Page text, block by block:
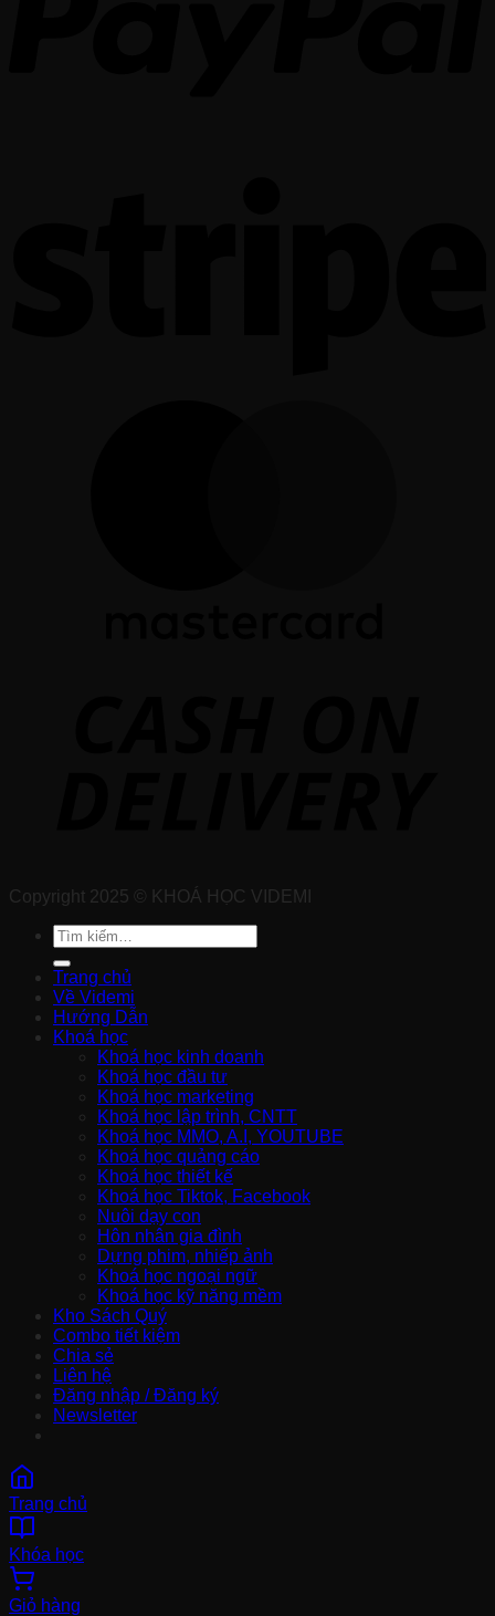
Copyright 2025 © KHOÁ HỌC VIDEMI
Tìm
kiếm:
Trang chủ
Về Videmi
Hướng Dẫn
Khoá học
Khoá học kinh doanh
Khoá học đầu tư
Khoá học marketing
Khoá học lập trình, CNTT
Khoá học MMO, A.I, YOUTUBE
Khoá học quảng cáo
Khoá học thiết kế
Khoá học Tiktok, Facebook
Nuôi dạy con
Hôn nhân gia đình
Dựng phim, nhiếp ảnh
Khoá học ngoại ngữ
Khoá học kỹ năng mềm
Kho Sách Quý
Combo tiết kiệm
Chia sẻ
Liên hệ
Đăng nhập / Đăng ký
Newsletter
Trang chủ
Khóa học
Giỏ hàng